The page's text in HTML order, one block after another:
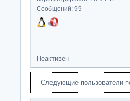
Сообщений: 99
Неактивен
Следующие пользователи